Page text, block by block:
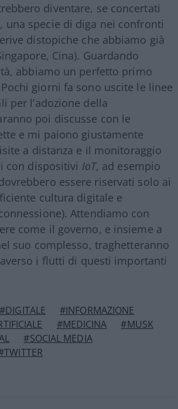
diventare, se concertati
una specie di diga nei confronti
distopiche che abbiamo già
Cina). Guardando
abbiamo un perfetto primo
giorni fa sono uscite le linee
per l’adozione della
poi discusse con le
e mi paiono giustamente
a distanza e il monitoraggio
con dispositivi IoT, ad esempio
essere riservati solo ai
cultura digitale e
Attendiamo con
come il governo, e insieme a
suo complesso, traghetteranno
i flutti di questi importanti
#DIGITALE
#INFORMAZIONE
#MEDICINA
#MUSK
#SOCIAL MEDIA